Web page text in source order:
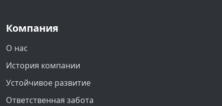
Компания
О нас
История компании
Устойчивое развитие
Ответственная забота